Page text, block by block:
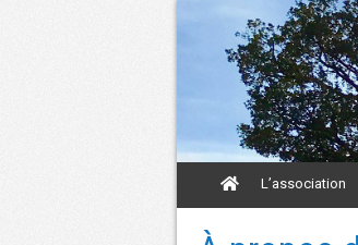
L’association
Aller